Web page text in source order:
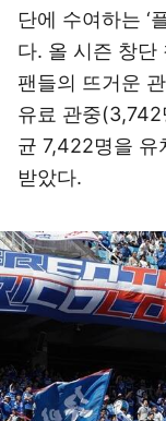
단에 수여하는 ‘
다. 올 시즌 창단
팬들의 뜨거운
유료 관중
균 7,422명을 유
받았다.